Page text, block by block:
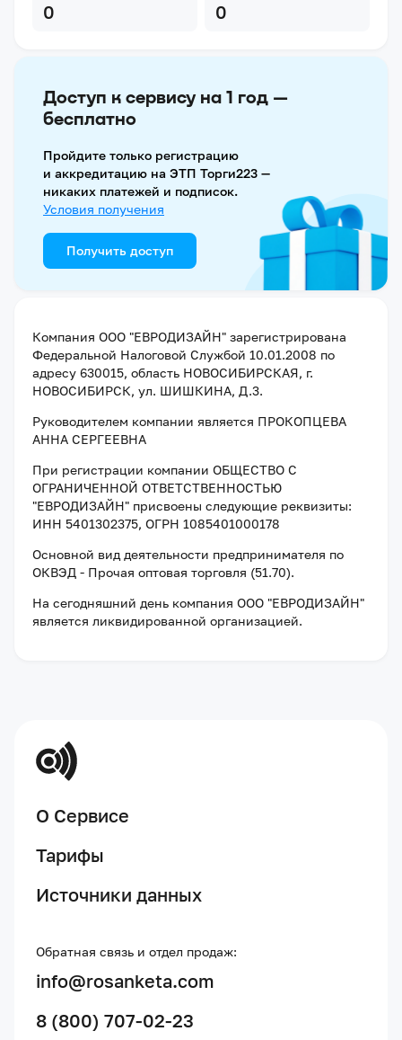
0 0
Доступ к сервису на 1 год —
бесплатно
Пройдите только регистрацию
и аккредитацию на ЭТП Торги223 —
никаких платежей и подписок.
Условия получения
Получить доступ
Компания ООО "ЕВРОДИЗАЙН" зарегистрирована
Федеральной Налоговой Службой 10.01.2008 по
адресу 630015, область НОВОСИБИРСКАЯ, г.
НОВОСИБИРСК, ул. ШИШКИНА, Д.3.
Руководителем компании является ПРОКОПЦЕВА
АННА СЕРГЕЕВНА
При регистрации компании ОБЩЕСТВО С
ОГРАНИЧЕННОЙ ОТВЕТСТВЕННОСТЬЮ
"ЕВРОДИЗАЙН" присвоены следующие реквизиты:
ИНН 5401302375, ОГРН 1085401000178
Основной вид деятельности предпринимателя по
ОКВЭД - Прочая оптовая торговля (51.70).
На сегодняшний день компания ООО "ЕВРОДИЗАЙН"
является ликвидированной организацией.
О Сервисе
Тарифы
Источники данных
Обратная связь и отдел продаж:
info@rosanketa.com
8 (800) 707-02-23